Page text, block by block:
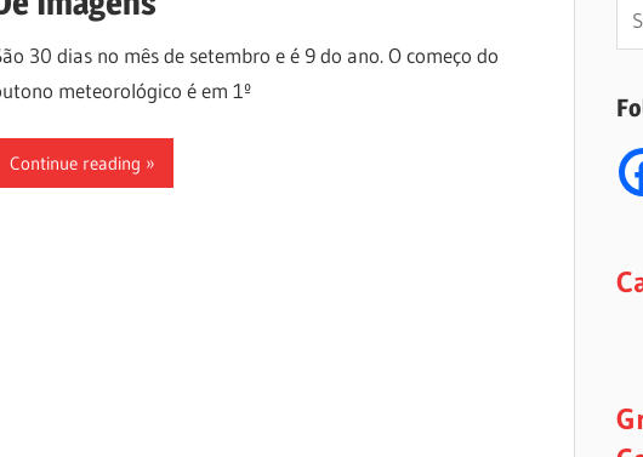
30 dias no mês de setembro e é 9 do ano. O começo do
meteorológico é em 1º
Continue reading
for: